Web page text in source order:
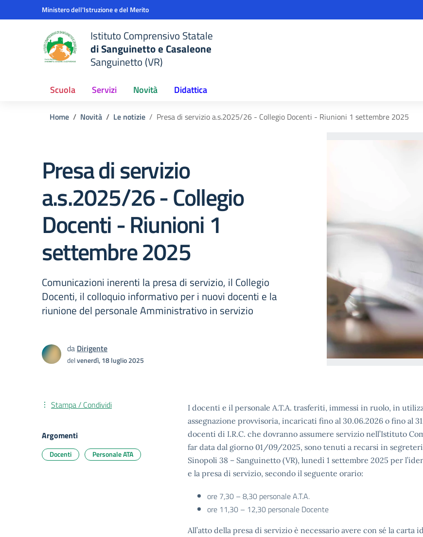
Vai ai contenuti
Vai al menu di navigazioneMinistero dell'Istruzione e del Merito
Istituto Comprensivo Statale
di Sanguinetto e Casaleone
Sanguinetto (VR)
Scuola Servizi Novità Didattica
Home Novità Le notizie Presa di servizio a.s.2025/26 - Collegio Docenti - Riunioni 1 settembre 2025
Presa di servizio
a.s.2025/26 - Collegio
Docenti - Riunioni 1
settembre 2025
Comunicazioni inerenti la presa di servizio, il Collegio
Docenti, il colloquio informativo per i nuovi docenti e la
riunione del personale Amministrativo in servizio
da Dirigente
delvenerdì, 18 luglio 2025
I docenti e il personale A.T.A. trasferiti, immessi in ruolo, in
assegnazione provvisoria, incaricati fino al 30.06.2026 o fino al
docenti di I.R.C. che dovranno assumere servizio nell’Istituto
far data dal giorno 01/09/2025, sono tenuti a recarsi in
Sinopoli 38 – Sanguinetto (VR), lunedì 1 settembre 2025 per
e la presa di servizio, secondo il seguente orario:
ore 7,30 – 8,30 personale A.T.A.
ore 11,30 – 12,30 personale Docente
All’atto della presa di servizio è necessario avere con sé la carta
Stampa / Condividi
Argomenti
Docenti Personale ATA